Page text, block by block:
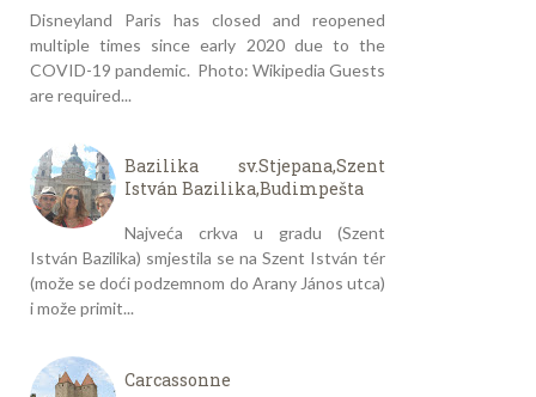
Disneyland Paris has closed and reopened
multiple times since early 2020 due to the
COVID-19 pandemic. Photo: Wikipedia Guests
are required...
Bazilika sv.Stjepana,Szent
István Bazilika,Budimpešta
Najveća crkva u gradu (Szent
István Bazilika) smjestila se na Szent István tér
(može se doći podzemnom do Arany János utca)
i može primit...
Carcassonne